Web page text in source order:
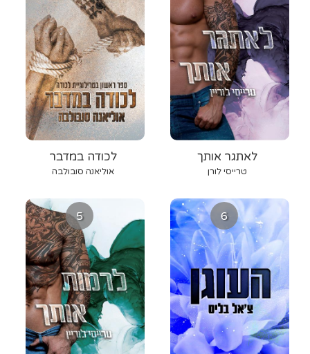
לכודה במדבר
אוליאנה סובולבה
לאתגר אותך
טרייסי לורן
5 6